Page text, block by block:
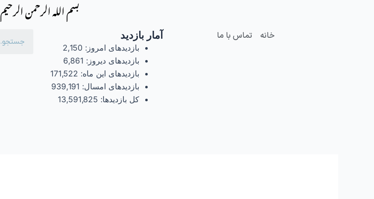
بسم الله الرحمن الرحیم
خانه تماس با ما آمار بازدید
بازدیدهای امروز: 2,150
بازدیدهای دیروز: 6,861
بازدیدهای این ماه: 171,522
بازدیدهای امسال: 939,191
کل بازدیدها: 13,591,825